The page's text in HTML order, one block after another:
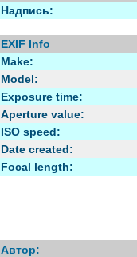
Надпись:
EXIF Info
Make:
Model:
Exposure time:
Aperture value:
ISO speed:
Date created:
Focal length:
Автор: